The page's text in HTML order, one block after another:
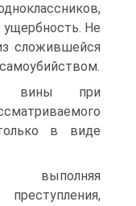
Не
сложившейся
вины при
в виде
выполняя